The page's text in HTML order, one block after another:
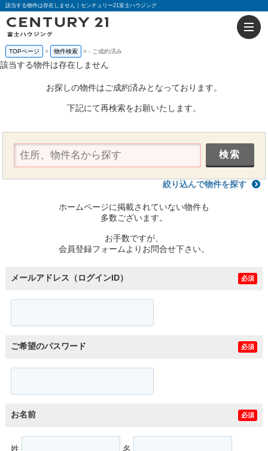
該当する物件は存在しません｜センチュリー21富士ハウジング
TOPページ 物件検索 - ご成約済み
該当する物件は存在しません
お探しの物件はご成約済みとなっております。
下記にて再検索をお願いたします。
絞り込んで物件を探す
ホームページに掲載されていない物件も
多数ございます。
お手数ですが、
会員登録フォームよりお問合せ下さい。
メールアドレス（ログインID） 必須
ご希望のパスワード 必須
お名前 必須
姓 名